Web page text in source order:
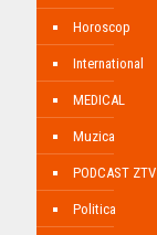
Horoscop
International
MEDICAL
Muzica
PODCAST ZTV
Politica